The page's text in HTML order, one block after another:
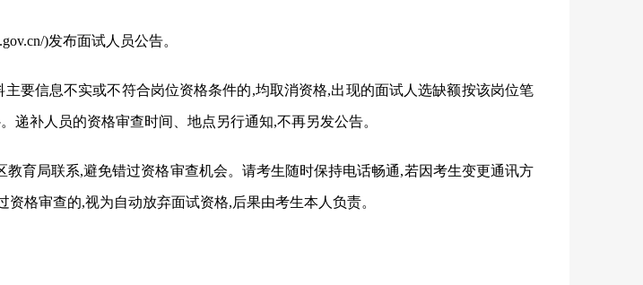
)发布面试人员公告。
要信息不实或不符合岗位资格条件的,均取消资格,出现的面试人选缺额按该岗位笔
补人员的资格审查时间、地点另行通知,不再另发公告。
育局联系,避免错过资格审查机会。请考生随时保持电话畅通,若因考生变更通讯方
格审查的,视为自动放弃面试资格,后果由考生本人负责。